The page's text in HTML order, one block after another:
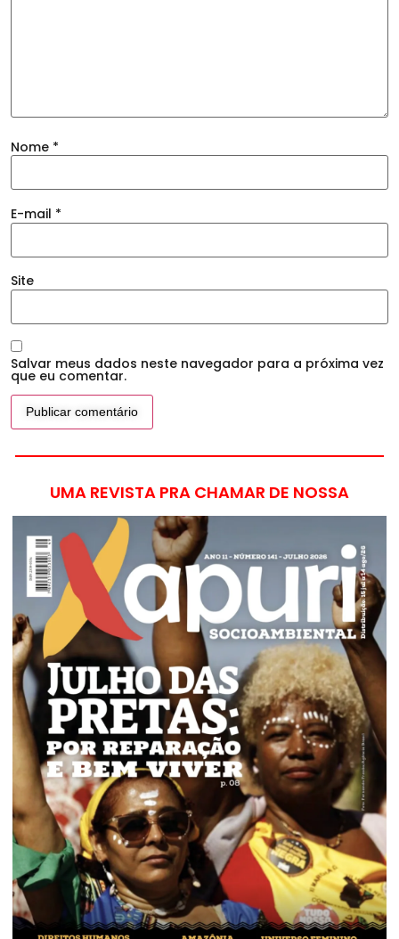
Nome *
E-mail *
Site
Salvar meus dados neste navegador para a próxima vez
que eu comentar.
UMA REVISTA PRA CHAMAR DE NOSSA